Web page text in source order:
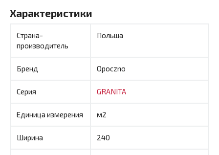
Характеристики
Страна-
производитель
Польша
Бренд Opoczno
Серия GRANITA
Единица измерения м2
Ширина 240